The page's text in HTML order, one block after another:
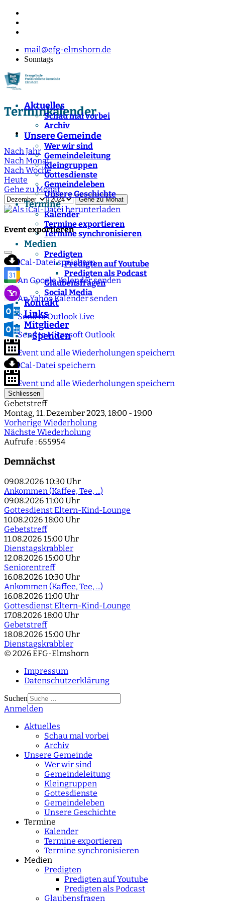
mail@efg-elmshorn.de
Sonntags
Aktuelles
Schau mal vorbei
Archiv
Unsere Gemeinde
Wer wir sind
Gemeindeleitung
Kleingruppen
Gottesdienste
Gemeindeleben
Unsere Geschichte
Termine
Kalender
Termine exportieren
Termine synchronisieren
Medien
Predigten
Predigten auf Youtube
Predigten als Podcast
Glaubensfragen
Social Media
Kontakt
Links
Mitglieder
">Spenden
Terminkalender
Nach Jahr
Nach Monat
Nach Woche
Heute
Gehe zu Monat
Gehe zu Monat
Event exportieren
iCal-Datei speichern
An Google Kalender senden
An Yahoo Kalender senden
Send to Outlook Live
Send to Microsoft Outlook
Event und alle Wiederholungen speichern
iCal-Datei speichern
Event und alle Wiederholungen speichern
Schliessen
Gebetstreff
Montag, 11. Dezember 2023, 18:00 - 19:00
Vorherige Wiederholung
Nächste Wiederholung
Aufrufe : 655954
Demnächst
09.08.2026 10:30 Uhr
Ankommen (Kaffee, Tee, ...)
09.08.2026 11:00 Uhr
Gottesdienst Eltern-Kind-Lounge
10.08.2026 18:00 Uhr
Gebetstreff
11.08.2026 15:00 Uhr
Dienstagskrabbler
12.08.2026 15:00 Uhr
Seniorentreff
16.08.2026 10:30 Uhr
Ankommen (Kaffee, Tee, ...)
16.08.2026 11:00 Uhr
Gottesdienst Eltern-Kind-Lounge
17.08.2026 18:00 Uhr
Gebetstreff
18.08.2026 15:00 Uhr
Dienstagskrabbler
© 2026 EFG-Elmshorn
Impressum
Datenschutzerklärung
Suchen
Type 2 or more
Anmelden
Aktuelles
Schau mal vorbei
Archiv
Unsere Gemeinde
Wer wir sind
Gemeindeleitung
Kleingruppen
Gottesdienste
Gemeindeleben
Unsere Geschichte
Termine
Kalender
Termine exportieren
Termine synchronisieren
Medien
Predigten
Predigten auf Youtube
Predigten als Podcast
Glaubensfragen